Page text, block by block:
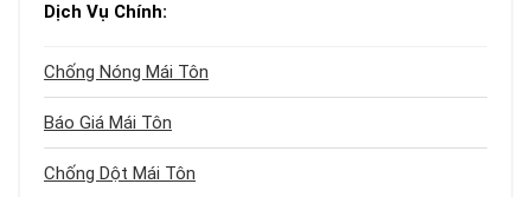
Dịch Vụ Chính:
Chống Nóng Mái Tôn
Báo Giá Mái Tôn
Chống Dột Mái Tôn